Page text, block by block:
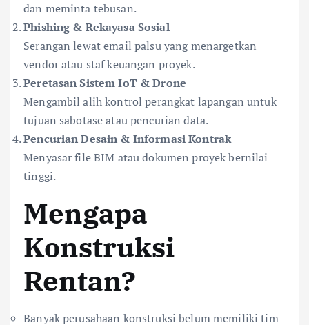
dan meminta tebusan.
Phishing & Rekayasa Sosial
Serangan lewat email palsu yang menargetkan
vendor atau staf keuangan proyek.
Peretasan Sistem IoT & Drone
Mengambil alih kontrol perangkat lapangan untuk
tujuan sabotase atau pencurian data.
Pencurian Desain & Informasi Kontrak
Menyasar file BIM atau dokumen proyek bernilai
tinggi.
Mengapa
Konstruksi
Rentan?
Banyak perusahaan konstruksi belum memiliki tim